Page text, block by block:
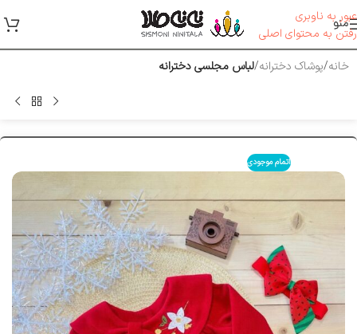
عبور به ناوبری
رفتن به محتوای اصلی
منو
خانه پوشاک دخترانه لباس مجلسی دخترانه
اتمام موجودی